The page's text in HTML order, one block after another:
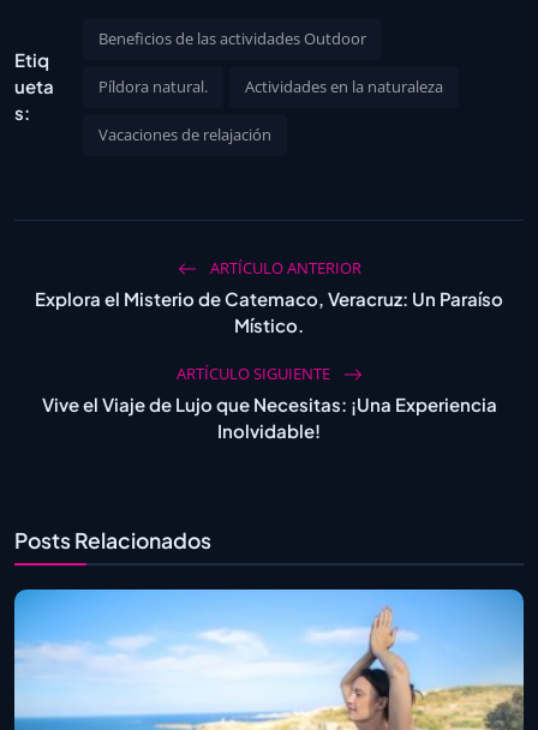
Etiq
ueta
s:
Beneficios de las actividades Outdoor
Píldora natural. Actividades en la naturaleza
Vacaciones de relajación
ARTÍCULO ANTERIOR
Explora el Misterio de Catemaco, Veracruz: Un Paraíso
Místico.
ARTÍCULO SIGUIENTE
Vive el Viaje de Lujo que Necesitas: ¡Una Experiencia
Inolvidable!
Posts Relacionados